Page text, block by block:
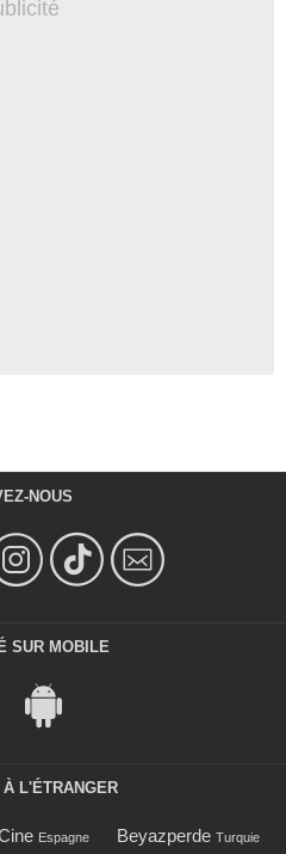
NOUS
SUR MOBILE
L'ÉTRANGER
Espagne Beyazperde Turquie